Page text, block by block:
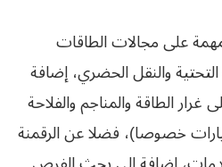
على مجالات الطاقات
والنقل الحضري، إضافة
الطاقة والمناجم والفلاحة
خصوصا)، فضلا عن الرقمنة